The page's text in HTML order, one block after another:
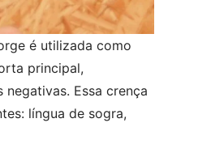
é utilizada como
principal,
Essa crença
língua de sogra,